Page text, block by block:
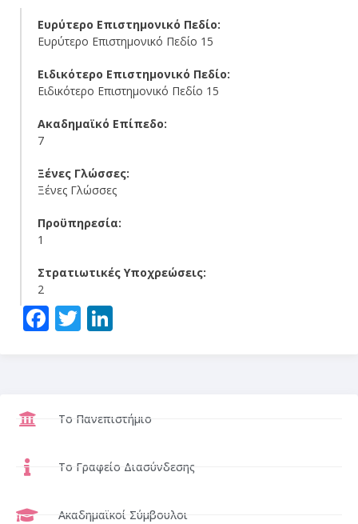
Ευρύτερο Επιστημονικό Πεδίο:
Ευρύτερο Επιστημονικό Πεδίο 15
Ειδικότερο Επιστημονικό Πεδίο:
Ειδικότερο Επιστημονικό Πεδίο 15
Ακαδημαϊκό Επίπεδο:
7
Ξένες Γλώσσες:
Ξένες Γλώσσες
Προϋπηρεσία:
1
Στρατιωτικές Υποχρεώσεις:
2
Facebook
Twitter
Το Πανεπιστήμιο
Το Γραφείο Διασύνδεσης
Ακαδημαϊκοί Σύμβουλοι